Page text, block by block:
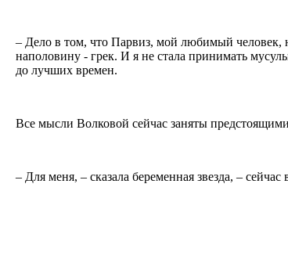
– Дело в том, что Парвиз, мой любимый человек,
наполовину - грек. И я не стала принимать
до лучших времен.
Все мысли Волковой сейчас заняты
– Для меня, – сказала беременная звезда, –